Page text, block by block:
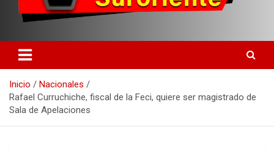
Inicio
Nacionales
Rafael Curruchiche, fiscal de la Feci, quiere ser magistrado de
Sala de Apelaciones